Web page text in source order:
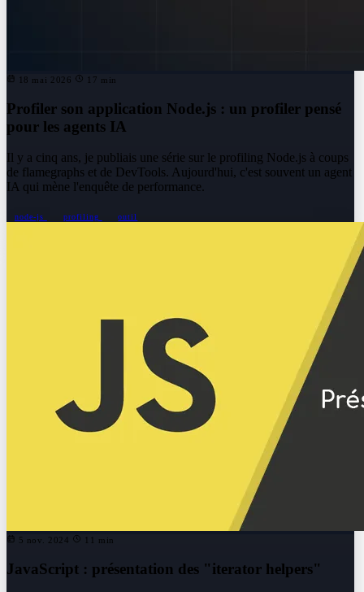
18 mai 2026 17 min
Profiler son application Node.js : un profiler pensé
pour les agents IA
Il y a cinq ans, je publiais une série sur le profiling Node.js à coups
de flamegraphs et de DevTools. Aujourd'hui, c'est souvent un agent
IA qui mène l'enquête de performance.
node-js profiling outil
5 nov. 2024 11 min
JavaScript : présentation des "iterator helpers"